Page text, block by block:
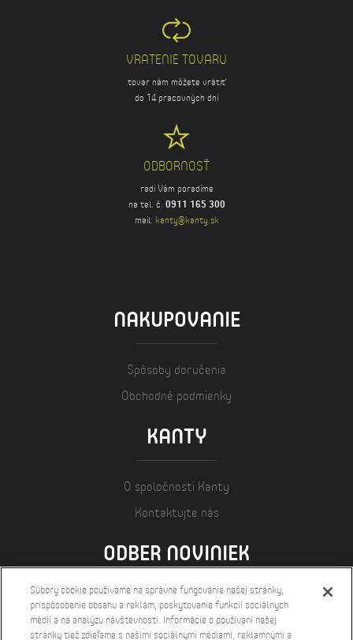
VRATENIE TOVARU
tovar nám môžete vrátiť
do 14 pracovných dní
ODBORNOSŤ
radi Vám poradíme
na tel. č. 0911 165 300
mail: kanty@kanty.sk
NAKUPOVANIE
Spôsoby doručenia
Obchodné podmienky
KANTY
O spoločnosti Kanty
Kontaktujte nás
ODBER NOVINIEK
Súbory cookie používame na správne fungovanie našej stránky,
prispôsobenie obsahu a reklám, poskytovanie funkcií sociálnych
médií a na analýzu návštevnosti. Informácie o používaní našej
stránky tiež zdieľame s našimi sociálnymi médiami, reklamnými a